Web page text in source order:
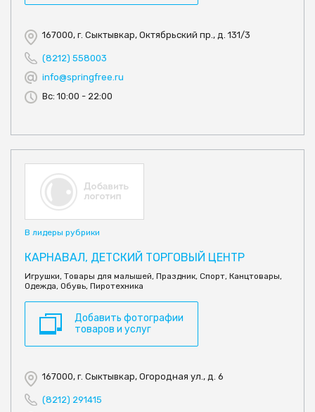
167000, г. Сыктывкар, Октябрьский пр., д. 131/3
(8212) 558003
info@springfree.ru
Вс: 10:00 - 22:00
В лидеры рубрики
КАРНАВАЛ, ДЕТСКИЙ ТОРГОВЫЙ ЦЕНТР
Игрушки, Товары для малышей, Праздник, Спорт, Канцтовары,
Одежда, Обувь, Пиротехника
Добавить фотографии
товаров и услуг
167000, г. Сыктывкар, Огородная ул., д. 6
(8212) 291415